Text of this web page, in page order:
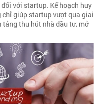
với startup. Kế hoạch huy
chỉ giúp startup vượt qua giai
tảng thu hút nhà đầu tư, mở